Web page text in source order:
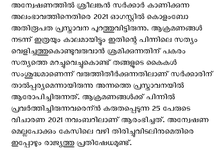
അന്വേഷണത്തില്‍ ശ്രീലങ്കന്‍ സര്‍ക്കാര്‍ കാണിക്കുന്ന
അലംഭാവത്തിനെതിരെ 2021 ഓഗസ്റ്റില്‍ കൊളംബോ
അതിരൂപത പ്രസ്താവന പുറത്തുവിട്ടിരുന്നു. ആക്രമണങ്ങള്‍
നടന്ന് ഇത്രയും കാലമായിട്ടും ഇതിന്റെ പിന്നിലെ സത്യം
വെളിച്ചത്തുകൊണ്ടുവരുവാന്‍ ശ്രമിക്കുന്നതിന് പകരം
സത്യത്തെ മറച്ചുവെച്ചുകൊണ്ട് തങ്ങളുടെ കൈകള്‍
സംശുദ്ധമാണെന്ന് വരുത്തിതീര്‍ക്കുന്നതിലാണ് സര്‍ക്കാരിന്
താല്‍പ്പര്യമെന്നായിരുന്നു അന്നത്തെ പ്രസ്താവനയില്‍
ആരോപിച്ചിരുന്നത്. ആക്രമണങ്ങള്‍ക്ക് പിന്നില്‍
പ്രവര്‍ത്തിച്ചിരുന്നവരെന്ന്‍ കരുതപ്പെടുന്ന 25 പേരുടെ
വിചാരണ 2021 നവംബറിലാണ് ആരംഭിച്ചത്. അന്വേഷണ
മെല്ലപോക്കും കേസിലെ വഴി തിരിച്ചുവിടലിനുമെതിരെ
ഇപ്പോഴും രാജ്യത്തു പ്രതിഷേധമുണ്ട്.